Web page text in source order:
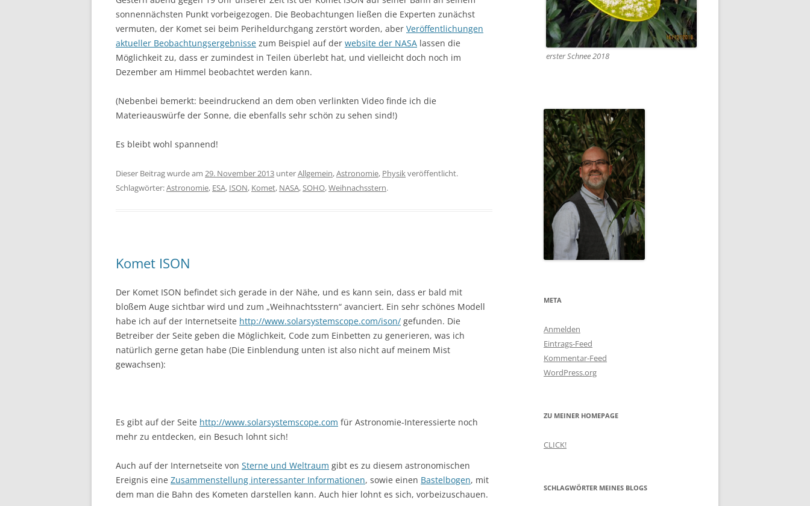
sonnennächsten Punkt vorbeigezogen. Die Beobachtungen ließen die Experten zunächst
vermuten, der Komet sei beim Periheldurchgang zerstört worden, aber Veröffentlichungen
aktueller Beobachtungsergebnisse zum Beispiel auf der website der NASA lassen die
Möglichkeit zu, dass er zumindest in Teilen überlebt hat, und vielleicht doch noch im
Dezember am Himmel beobachtet werden kann.
(Nebenbei bemerkt: beeindruckend an dem oben verlinkten Video finde ich die
Materieauswürfe der Sonne, die ebenfalls sehr schön zu sehen sind!)
Es bleibt wohl spannend!
Dieser Beitrag wurde am 29. November 2013 unterAllgemein,Astronomie, Physikveröffentlicht.
Schlagwörter:Astronomie, ESA, ISON, Komet, NASA,SOHO,Weihnachsstern.
Komet ISON
Der Komet ISON befindet sich gerade in der Nähe, und es kann sein, dass er bald mit
bloßem Auge sichtbar wird und zum „Weihnachtsstern“ avanciert. Ein sehr schönes Modell
habe ich auf der Internetseite http://www.solarsystemscope.com/ison/ gefunden. Die
Betreiber der Seite geben die Möglichkeit, Code zum Einbetten zu generieren, was ich
natürlich gerne getan habe (Die Einblendung unten ist also nicht auf meinem Mist
gewachsen):
Es gibt auf der Seite http://www.solarsystemscope.com für Astronomie-Interessierte noch
mehr zu entdecken, ein Besuch lohnt sich!
Auch auf der Internetseite von Sterne und Weltraum gibt es zu diesem astronomischen
Ereignis eine Zusammenstellung interessanter Informationen, sowie einen Bastelbogen, mit
dem man die Bahn des Kometen darstellen kann. Auch hier lohnt es sich, vorbeizuschauen.
erster Schnee 2018
META
Anmelden
Eintrags-Feed
Kommentar-Feed
WordPress.org
ZU MEINER HOMEPAGE
CLICK!
SCHLAGWÖRTER MEINES BLOGS